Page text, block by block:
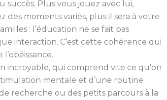
Plus vous jouez avec lui,
moments variés, plus il sera à votre
: l’éducation ne se fait pas
interaction. C’est cette cohérence qui
incroyable, qui comprend vite ce qu’on
mentale et d’une routine
recherche ou des petits parcours à la